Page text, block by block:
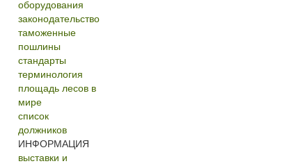
оборудования
законодательство
таможенные
пошлины
стандарты
терминология
площадь лесов в
мире
список
должников
ИНФОРМАЦИЯ
выставки и